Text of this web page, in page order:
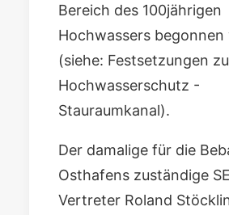
Bereich des 100jährigen
Hochwassers begonnen
(siehe: Festsetzungen
Hochwasserschutz -
Stauraumkanal).
Der damalige für die
Osthafens zuständige
Vertreter Roland